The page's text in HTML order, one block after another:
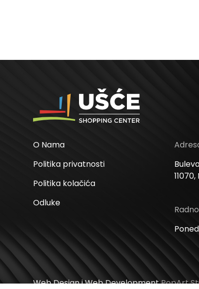
O Nama
Politika privatnosti
Politika kolačića
Odluke
Web Design i Web DevelopmentPopArt